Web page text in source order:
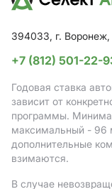
394033, г.
+7 (812) 501-22-
Годовая ставка
зависит от
программы.
максимальный - 96
дополнительные
взимаются.
В случае